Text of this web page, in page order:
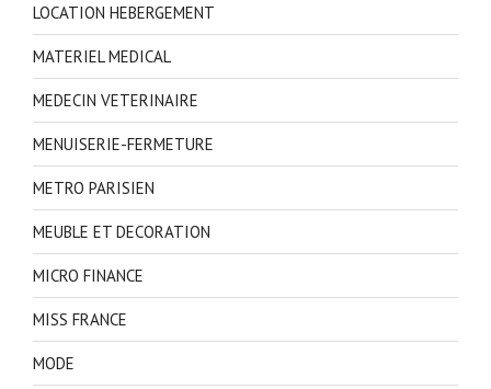
LOCATION HEBERGEMENT
MATERIEL MEDICAL
MEDECIN VETERINAIRE
MENUISERIE-FERMETURE
METRO PARISIEN
MEUBLE ET DECORATION
MICRO FINANCE
MISS FRANCE
MODE